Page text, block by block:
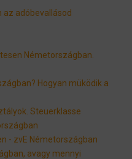
az adóbevallásod
Németországban.
Hogyan müködik a
Steuerklasse
- zvE Németországban
avagy mennyi